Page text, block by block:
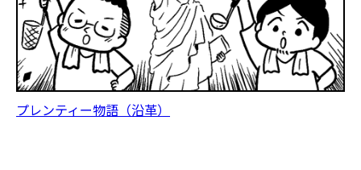
プレンティー物語（沿革）